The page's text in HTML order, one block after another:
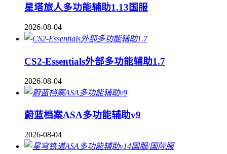
星塔旅人多功能辅助1.13国服
2026-08-04
CS2-Essentials外部多功能辅助1.7
2026-08-04
蔚蓝档案ASA多功能辅助v9
2026-08-04